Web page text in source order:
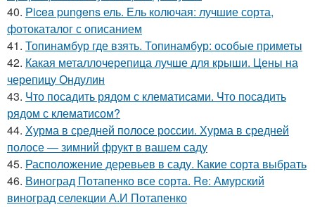
40. Picea pungens ель. Ель колючая: лучшие сорта,
фотокаталог с описанием
41. Топинамбур где взять. Топинамбур: особые приметы
42. Какая металлочерепица лучше для крыши. Цены на
черепицу Ондулин
43. Что посадить рядом с клематисами. Что посадить
рядом с клематисом?
44. Хурма в средней полосе россии. Хурма в средней
полосе — зимний фрукт в вашем саду
45. Расположение деревьев в саду. Какие сорта выбрать
46. Виноград Потапенко все сорта. Re: Амурский
виноград селекции А.И Потапенко